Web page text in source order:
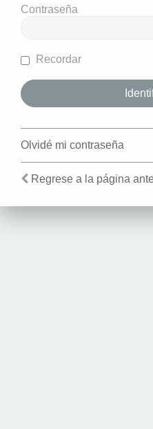
Contraseña
Recordar
Olvidé mi contraseña
Regrese a la página